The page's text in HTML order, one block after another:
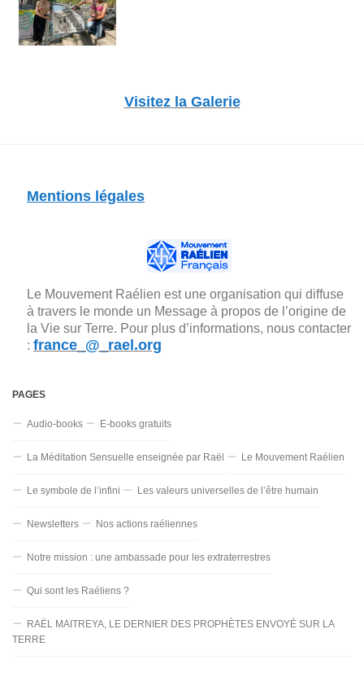
Visitez la Galerie
Mentions légales
Le Mouvement Raélien est une organisation qui diffuse
à travers le monde un Message à propos de l’origine de
la Vie sur Terre. Pour plus d’informations, nous contacter
: france_@_rael.org
PAGES
Audio-books E-books gratuits
La Méditation Sensuelle enseignée par Raël Le Mouvement Raélien
Le symbole de l’infini Les valeurs universelles de l’être humain
Newsletters Nos actions raéliennes
Notre mission : une ambassade pour les extraterrestres
Qui sont les Raéliens ?
RAËL MAITREYA, LE DERNIER DES PROPHÈTES ENVOYÉ SUR LA
TERRE